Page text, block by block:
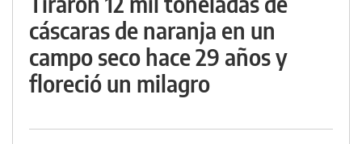
cáscaras de naranja en un
campo seco hace 29 años y
floreció un milagro